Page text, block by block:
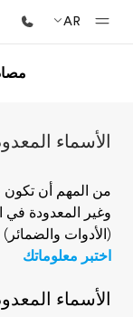
AR
الصفحة الرئيسية
برامج
شاهد كل ما نقوم به
مكاتب
أعثر على مكتب قريب
نبذة عنا
الأسماء
من المهم أن تكون
وغير المعدودة في
(الأدوات
اختبر معلوماتك
الأسماء